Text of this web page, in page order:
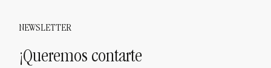
NEWSLETTER
¡Queremos contarte